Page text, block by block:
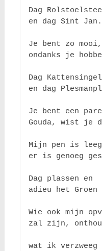
Dag
en dag Sint Jan.
Je bent zo mooi,
ondanks je
Dag Kattensingel
en dag
Je bent een
Gouda, wist je
Mijn pen is
er is genoeg
Dag plassen en
adieu het
Wie ook mijn
zal zijn,
wat ik